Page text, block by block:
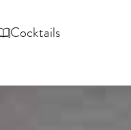
Cocktails